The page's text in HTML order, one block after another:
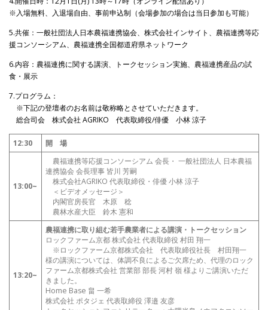
※入場無料、入退場自由、事前申込制（会場参加の場合は当日参加も可能）
5.共催：一般社団法人日本農福連携協会、株式会社インサイト、農福連携等応
援コンソーシアム、農福連携全国都道府県ネットワーク
6.内容：農福連携に関する講演、トークセッション実施、農福連携産品の試
食・展示
7.プログラム：
※下記の登壇者のお名前は敬称略とさせていただきます。
総合司会 株式会社 AGRIKO 代表取締役/俳優 小林 涼子
12:30 開 場
13:00~
農福連携等応援コンソーシアム 会長・ 一般社団法人 日本農福
連携協会 会長理事 皆川 芳嗣
株式会社AGRIKO 代表取締役・俳優 小林 涼子
＜ビデオメッセージ＞
内閣官房長官 木原 稔
農林水産大臣 鈴木 憲和
13:20~
農福連携に取り組む若手農業者による講演・トークセッション
ロックファーム京都 株式会社 代表取締役 村田 翔一
※ロックファーム京都株式会社 代表取締役社長 村田翔一
様の講演については、体調不良によるご欠席ため、代理のロック
ファーム京都株式会社 営業部 部長 河村 嶺 様よりご講演いただ
きました。
Home Base 畠 一希
株式会社 ポタジェ 代表取締役 澤邉 友彦